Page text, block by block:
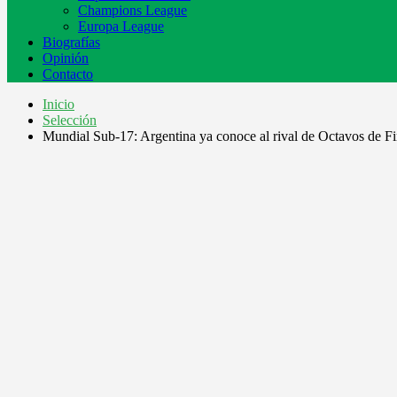
Champions League
Europa League
Biografías
Opinión
Contacto
Inicio
Selección
Mundial Sub-17: Argentina ya conoce al rival de Octavos de